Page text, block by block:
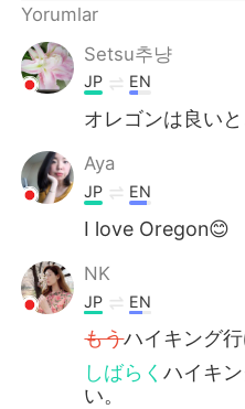
Yorumlar
Setsu추냥
JP EN
オレゴンは良い
Aya
JP EN
I love Oregon😊
NK
JP EN
もうハイキング行
しばらくハイキ
い。